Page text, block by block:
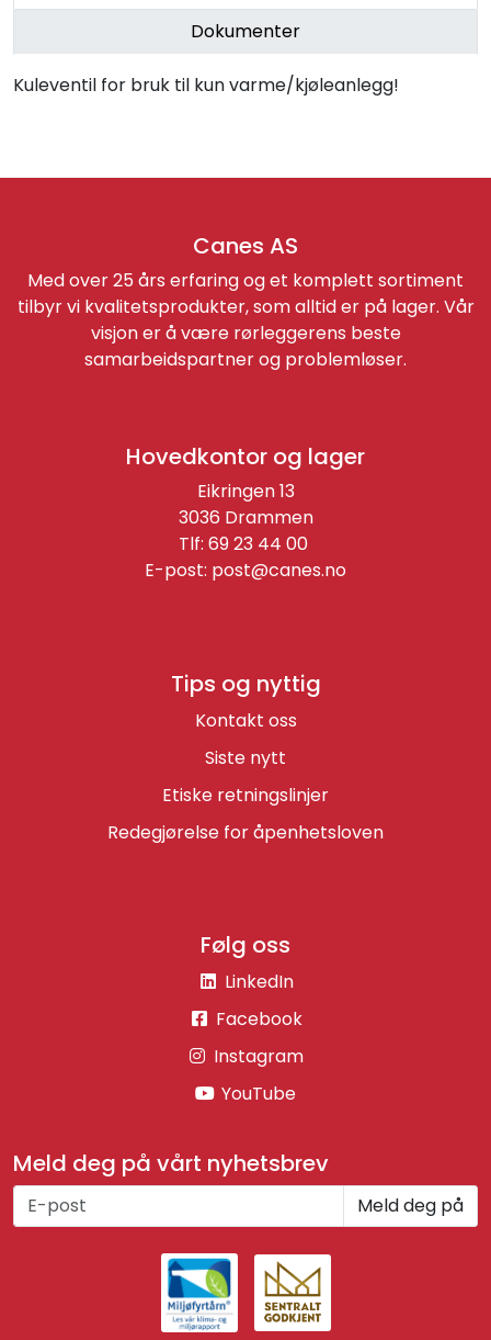
Dokumenter
Kuleventil for bruk til kun varme/kjøleanlegg!
Canes AS
Med over 25 års erfaring og et komplett sortiment
tilbyr vi kvalitetsprodukter, som alltid er på lager. Vår
visjon er å være rørleggerens beste
samarbeidspartner og problemløser.
Meld deg på vårt nyhetsbrev
Meld deg på
Tips og nyttig
Kontakt oss
Siste nytt
Etiske retningslinjer
Redegjørelse for åpenhetsloven
Følg oss
LinkedIn
Facebook
Instagram
YouTube
Hovedkontor og lager
Eikringen 13
3036 Drammen
Tlf: 69 23 44 00
E-post: post@canes.no